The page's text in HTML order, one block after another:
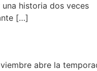
historia dos veces
[…]
abre la